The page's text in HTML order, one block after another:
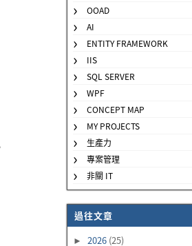
OOAD
AI
ENTITY FRAMEWORK
IIS
SQL SERVER
WPF
CONCEPT MAP
MY PROJECTS
生產力
專案管理
非關 IT
過往文章
► 2026 (25)